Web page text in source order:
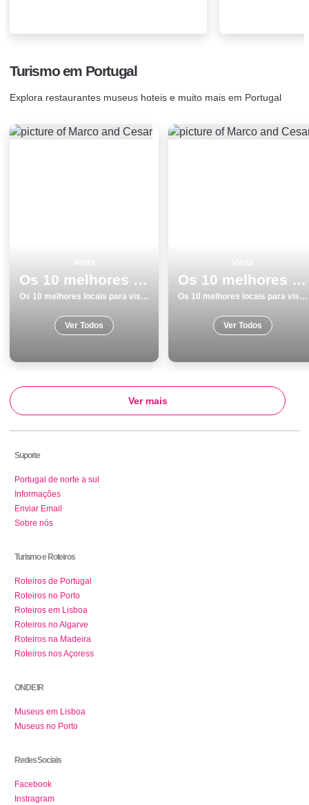
Turismo em Portugal
Explora restaurantes museus hoteis e muito mais em Portugal
Os 10 melhores locais para visitar em Faro
Os 10 melhores locais para visitar em Faro
Ver Todos
Os 10 melhores locais para visitar em Faro
Os 10 melhores locais para visitar em Faro
Ver Todos
Ver mais
Suporte
Portugal de norte a sul
Informações
Enviar Email
Sobre nós
Turismo e Roteiros
Roteiros de Portugal
Roteiros no Porto
Roteiros em Lisboa
Roteiros no Algarve
Roteiros na Madeira
Roteiros nos Açoress
ONDE IR
Museus em Lisboa
Museus no Porto
Redes Sociais
Facebook
Instragram